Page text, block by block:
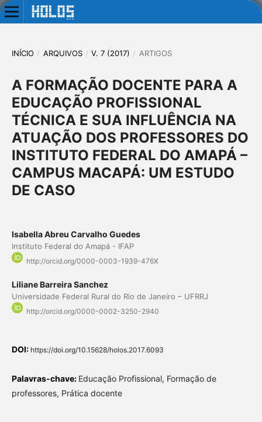
INÍCIO / ARQUIVOS / V. 7 (2017) / ARTIGOS
A FORMAÇÃO DOCENTE PARA A
EDUCAÇÃO PROFISSIONAL
TÉCNICA E SUA INFLUÊNCIA NA
ATUAÇÃO DOS PROFESSORES DO
INSTITUTO FEDERAL DO AMAPÁ –
CAMPUS MACAPÁ: UM ESTUDO
DE CASO
Isabella Abreu Carvalho Guedes
Instituto Federal do Amapá - IFAP
http://orcid.org/0000-0003-1939-476X
Liliane Barreira Sanchez
Universidade Federal Rural do Rio de Janeiro – UFRRJ
http://orcid.org/0000-0002-3250-2940
DOI: https://doi.org/10.15628/holos.2017.6093
Palavras-chave: Educação Profissional, Formação de
professores, Prática docente